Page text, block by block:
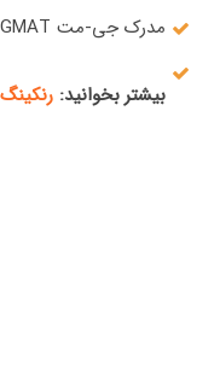
مدرک جی-مت GMAT
بیشتر بخوانید: